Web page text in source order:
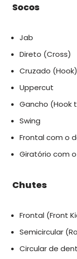
Socos
Jab
Direto (Cross)
Cruzado (Hook)
Uppercut
Gancho (Hook
Swing
Frontal com o
Giratório com
Chutes
Frontal (Front
Semicircular
Circular de